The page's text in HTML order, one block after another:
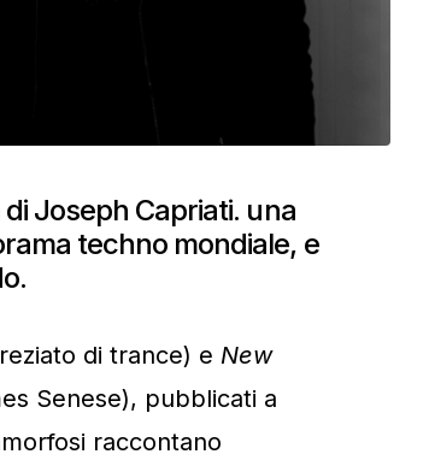
Joseph Capriati. una
techno mondiale, e
di trance) e New
Senese), pubblicati a
raccontano